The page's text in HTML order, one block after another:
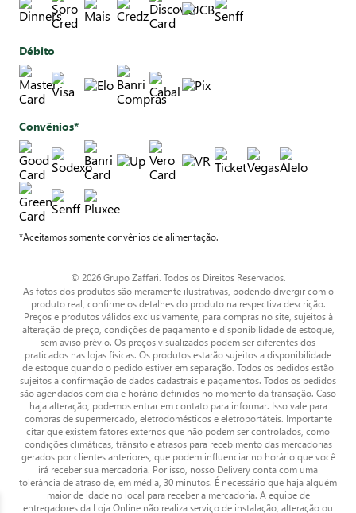
Débito
Convênios*
*Aceitamos somente convênios de alimentação.
© 2026 Grupo Zaffari. Todos os Direitos Reservados.
As fotos dos produtos são meramente ilustrativas, podendo divergir com o
produto real, confirme os detalhes do produto na respectiva descrição.
Preços e produtos válidos exclusivamente, para compras no site, sujeitos à
alteração de preço, condições de pagamento e disponibilidade de estoque,
sem aviso prévio. Os preços visualizados podem ser diferentes dos
praticados nas lojas físicas. Os produtos estarão sujeitos a disponibilidade
de estoque quando o pedido estiver em separação. Todos os pedidos estão
sujeitos a confirmação de dados cadastrais e pagamentos. Todos os pedidos
são agendados com dia e horário definidos no momento da transação. Caso
haja alteração, podemos entrar em contato para informar. Isso vale para
compras de supermercado, eletrodomésticos e eletroportáteis. Importante
citar que existem fatores externos que não podem ser controlados, como
condições climáticas, trânsito e atrasos para recebimento das mercadorias
gerados por clientes anteriores, que podem influenciar no horário que você
irá receber sua mercadoria. Por isso, nosso Delivery conta com uma
tolerância de atraso de, em média, 30 minutos. É necessário que haja alguém
maior de idade no local para receber a mercadoria. A equipe de
entregadores da Loja Online não realiza serviço de instalação, alteração ou